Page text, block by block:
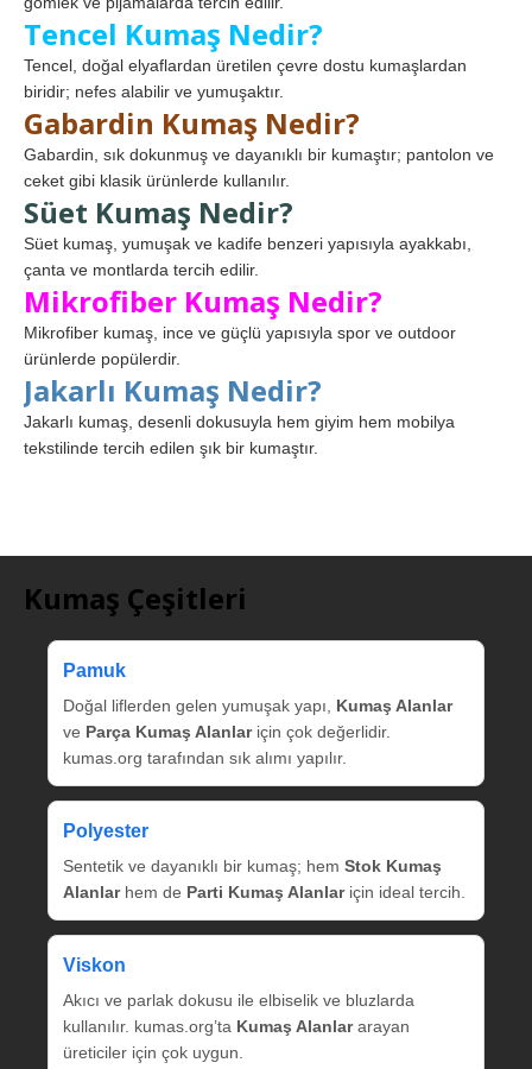
Tencel Kumaş Nedir?
Tencel, doğal elyaflardan üretilen çevre dostu kumaşlardan
biridir; nefes alabilir ve yumuşaktır.
Gabardin Kumaş Nedir?
Gabardin, sık dokunmuş ve dayanıklı bir kumaştır; pantolon ve
ceket gibi klasik ürünlerde kullanılır.
Süet Kumaş Nedir?
Süet kumaş, yumuşak ve kadife benzeri yapısıyla ayakkabı,
çanta ve montlarda tercih edilir.
Mikrofiber Kumaş Nedir?
Mikrofiber kumaş, ince ve güçlü yapısıyla spor ve outdoor
ürünlerde popülerdir.
Jakarlı Kumaş Nedir?
Jakarlı kumaş, desenli dokusuyla hem giyim hem mobilya
tekstilinde tercih edilen şık bir kumaştır.
Kumaş Çeşitleri
Pamuk
Doğal liflerden gelen yumuşak yapı, Kumaş Alanlar
ve Parça Kumaş Alanlariçin çok değerlidir.
kumas.org tarafından sık alımı yapılır.
Polyester
Sentetik ve dayanıklı bir kumaş; hem Stok Kumaş
Alanlarhem de Parti Kumaş Alanlariçin ideal tercih.
Viskon
Akıcı ve parlak dokusu ile elbiselik ve bluzlarda
kullanılır. kumas.org’ta Kumaş Alanlararayan
üreticiler için çok uygun.